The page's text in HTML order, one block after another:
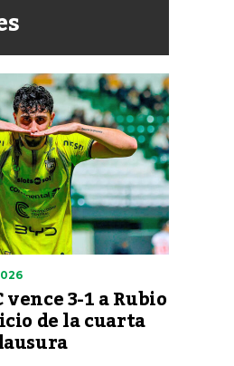
vence 3-1 a Rubio
de la cuarta